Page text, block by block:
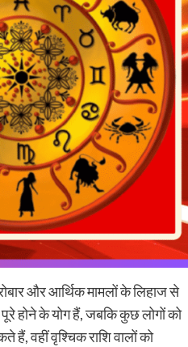
और आर्थिक मामलों के लिहाज से
होने के योग हैं, जबकि कुछ लोगों को
वहीं वृश्चिक राशि वालों को